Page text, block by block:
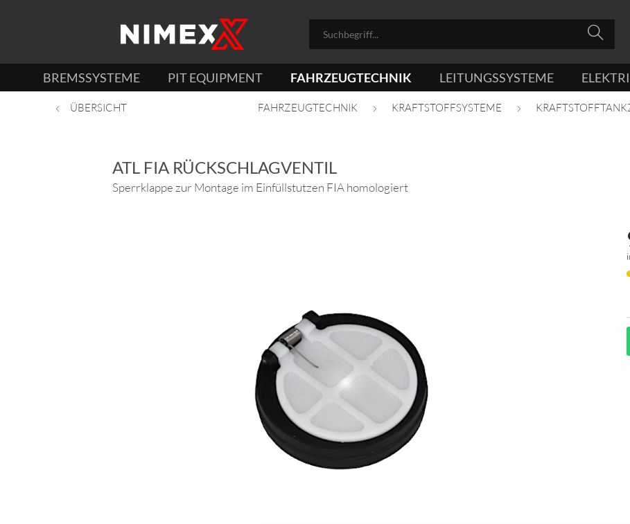
BREMSSYSTEME PIT EQUIPMENT FAHRZEUGTECHNIK LEITUNGSSYSTEME
ÜBERSICHT FAHRZEUGTECHNIK KRAFTSTOFFSYSTEME
ATL FIA RÜCKSCHLAGVENTIL
Sperrklappe zur Montage im Einfüllstutzen FIA homologiert